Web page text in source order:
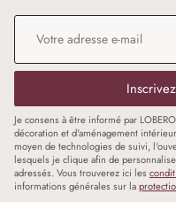
Adresse e-mail
Je consens à être informé par
décoration et d'aménagement
moyen de technologies de suivi,
lesquels je clique afin de
adressés. Vous trouverez ici les
informations générales sur la